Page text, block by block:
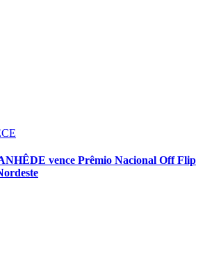
vence Prêmio Nacional Off Flip